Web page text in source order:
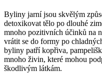
Byliny jarní jsou ‌skvělým
detoxikovat ​tělo po dlouhé
mnoho pozitivních účinků ⁣na
vrátit se do formy po
byliny ​patří kopřiva,
mnoho živin, které ⁢mohou
škodlivým⁢ látkám.